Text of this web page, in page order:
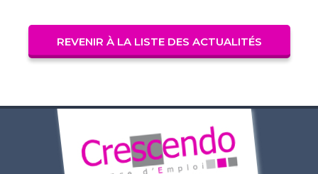
REVENIR À LA LISTE DES ACTUALITÉS